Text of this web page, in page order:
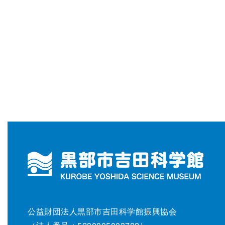
公益財団法人黒部市吉田科学館振興協会